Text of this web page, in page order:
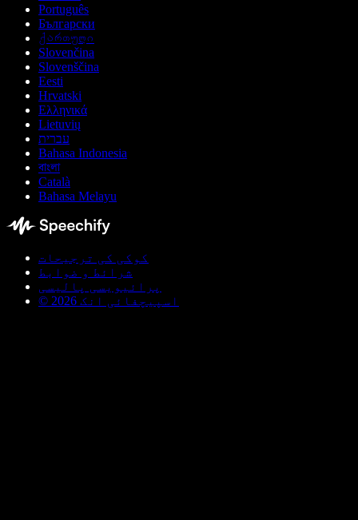
Português
Български
ქართული
Slovenčina
Slovenščina
Eesti
Hrvatski
Ελληνικά
Lietuvių
עברית
Bahasa Indonesia
বাংলা
Català
Bahasa Melayu
کوکی کی ترجیحات
شرائط و ضوابط
پرائیویسی پالیسی
© اسپیچفائی انک 2026